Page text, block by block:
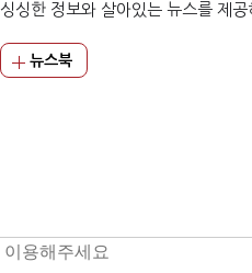
싱싱한 정보와 살아있는 뉴스를 제
뉴스북